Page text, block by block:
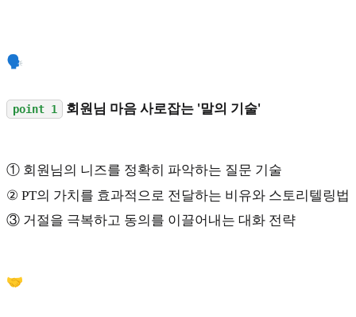
🗣️
point 1 회원님 마음 사로잡는 '말의 기술'
① 회원님의 니즈를 정확히 파악하는 질문 기술
② PT의 가치를 효과적으로 전달하는 비유와 스토리텔링법
③ 거절을 극복하고 동의를 이끌어내는 대화 전략
🤝